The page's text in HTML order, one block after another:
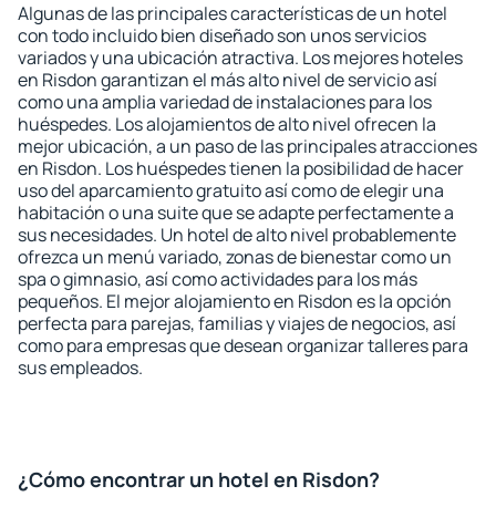
Algunas de las principales características de un hotel
con todo incluido bien diseñado son unos servicios
variados y una ubicación atractiva. Los mejores hoteles
en Risdon garantizan el más alto nivel de servicio así
como una amplia variedad de instalaciones para los
huéspedes. Los alojamientos de alto nivel ofrecen la
mejor ubicación, a un paso de las principales atracciones
en Risdon. Los huéspedes tienen la posibilidad de hacer
uso del aparcamiento gratuito así como de elegir una
habitación o una suite que se adapte perfectamente a
sus necesidades. Un hotel de alto nivel probablemente
ofrezca un menú variado, zonas de bienestar como un
spa o gimnasio, así como actividades para los más
pequeños. El mejor alojamiento en Risdon es la opción
perfecta para parejas, familias y viajes de negocios, así
como para empresas que desean organizar talleres para
sus empleados.
¿Cómo encontrar un hotel en Risdon?